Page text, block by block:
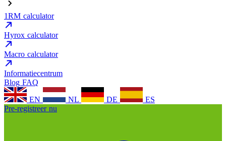
1RM calculator
Hyrox calculator
Macro calculator
Informatiecentrum
Blog FAQ
EN
NL DE
ES
Pre-registreer nu